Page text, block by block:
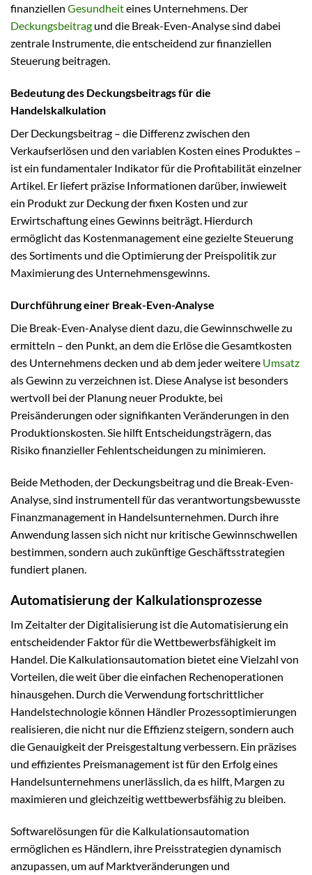
finanziellen Gesundheiteines Unternehmens. Der
Deckungsbeitrag und die Break-Even-Analyse sind dabei
zentrale Instrumente, die entscheidend zur finanziellen
Steuerung beitragen.
Bedeutung des Deckungsbeitrags für die
Handelskalkulation
Der Deckungsbeitrag – die Differenz zwischen den
Verkaufserlösen und den variablen Kosten eines Produktes –
ist ein fundamentaler Indikator für die Profitabilität einzelner
Artikel. Er liefert präzise Informationen darüber, inwieweit
ein Produkt zur Deckung der fixen Kosten und zur
Erwirtschaftung eines Gewinns beiträgt. Hierdurch
ermöglicht das Kostenmanagement eine gezielte Steuerung
des Sortiments und die Optimierung der Preispolitik zur
Maximierung des Unternehmensgewinns.
Durchführung einer Break-Even-Analyse
Die Break-Even-Analyse dient dazu, die Gewinnschwelle zu
ermitteln – den Punkt, an dem die Erlöse die Gesamtkosten
des Unternehmens decken und ab dem jeder weitere Umsatz
als Gewinn zu verzeichnen ist. Diese Analyse ist besonders
wertvoll bei der Planung neuer Produkte, bei
Preisänderungen oder signifikanten Veränderungen in den
Produktionskosten. Sie hilft Entscheidungsträgern, das
Risiko finanzieller Fehlentscheidungen zu minimieren.
Beide Methoden, der Deckungsbeitrag und die Break-Even-
Analyse, sind instrumentell für das verantwortungsbewusste
Finanzmanagement in Handelsunternehmen. Durch ihre
Anwendung lassen sich nicht nur kritische Gewinnschwellen
bestimmen, sondern auch zukünftige Geschäftsstrategien
fundiert planen.
Automatisierung der Kalkulationsprozesse
Im Zeitalter der Digitalisierung ist die Automatisierung ein
entscheidender Faktor für die Wettbewerbsfähigkeit im
Handel. Die Kalkulationsautomation bietet eine Vielzahl von
Vorteilen, die weit über die einfachen Rechenoperationen
hinausgehen. Durch die Verwendung fortschrittlicher
Handelstechnologie können Händler Prozessoptimierungen
realisieren, die nicht nur die Effizienz steigern, sondern auch
die Genauigkeit der Preisgestaltung verbessern. Ein präzises
und effizientes Preismanagement ist für den Erfolg eines
Handelsunternehmens unerlässlich, da es hilft, Margen zu
maximieren und gleichzeitig wettbewerbsfähig zu bleiben.
Softwarelösungen für die Kalkulationsautomation
ermöglichen es Händlern, ihre Preisstrategien dynamisch
anzupassen, um auf Marktveränderungen und